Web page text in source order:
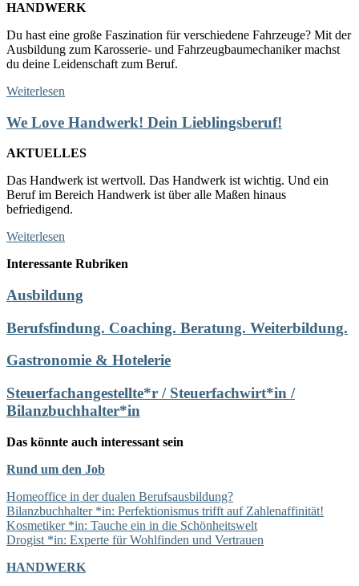
HANDWERK
Du hast eine große Faszination für verschiedene Fahrzeuge? Mit der
Ausbildung zum Karosserie- und Fahrzeugbaumechaniker machst
du deine Leidenschaft zum Beruf.
Weiterlesen
We Love Handwerk! Dein Lieblingsberuf!
AKTUELLES
Das Handwerk ist wertvoll. Das Handwerk ist wichtig. Und ein
Beruf im Bereich Handwerk ist über alle Maßen hinaus
befriedigend.
Weiterlesen
Interessante Rubriken
Ausbildung
Berufsfindung. Coaching. Beratung. Weiterbildung.
Gastronomie & Hotelerie
Steuerfachangestellte*r / Steuerfachwirt*in /
Bilanzbuchhalter*in
Das könnte auch interessant sein
Rund um den Job
Homeoffice in der dualen Berufsausbildung?
Bilanzbuchhalter *in: Perfektionismus trifft auf Zahlenaffinität!
Kosmetiker *in: Tauche ein in die Schönheitswelt
Drogist *in: Experte für Wohlfinden und Vertrauen
HANDWERK